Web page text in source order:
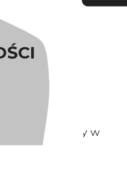
usytuowany w